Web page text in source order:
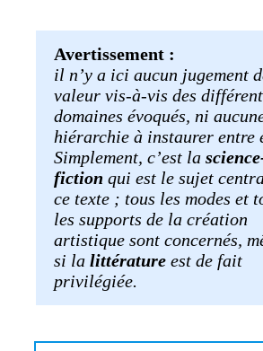
Avertissement :
il n’y a ici aucun jugement
valeur vis-à-vis des
domaines évoqués, ni
hiérarchie à instaurer entre
Simplement, c’est la
fiction qui est le sujet
ce texte ; tous les modes et
les supports de la création
artistique sont concernés,
si la littérature est de fait
privilégiée.